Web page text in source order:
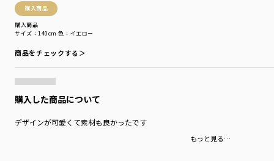
購入商品
購入商品
サイズ：140cm 色：イエロー
商品をチェックする＞
購入した商品について
デザインが可愛くて素材も良かったです
もっと見る…